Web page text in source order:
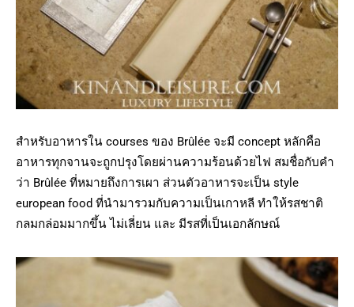
สำหรับอาหารใน courses ของ Brûlée จะมี concept หลักคือ
อาหารทุกจานจะถูกปรุงโดยผ่านความร้อนด้วยไฟ สมชื่อกับคำ
ว่า Brûlée ที่หมายถึงการเผา ส่วนตัวอาหารจะเป็น style
european food ที่นำมารวมกับความเป็นเกาหลี ทำให้รสชาติ
กลมกล่อมมากขึ้น ไม่เลี่ยน และ มีรสที่เป็นเอกลักษณ์